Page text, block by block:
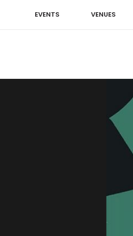
EVENTS VENUES